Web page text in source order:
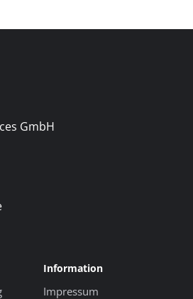
GmbH
Information
Impressum